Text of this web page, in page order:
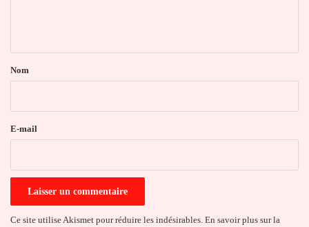
a
e
Nom
E-mail
Ce site utilise Akismet pour réduire les indésirables. En savoir plus sur la